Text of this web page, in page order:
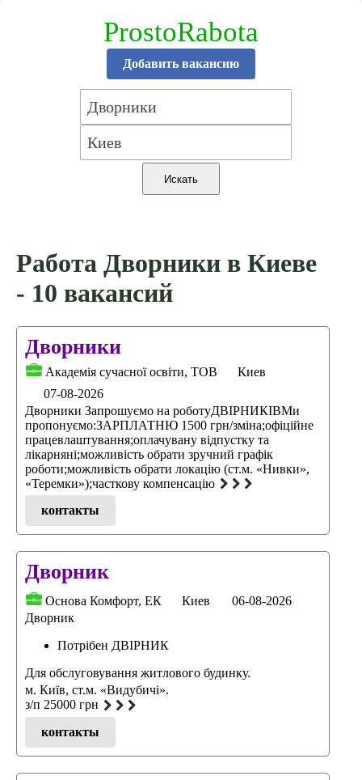
ProstoRabota
Добавить вакансию
Работа Дворники в Киеве
- 10 вакансий
Дворники
Академія сучасної освіти, ТОВ
Киев
07-08-2026
Дворники Запрошуємо на роботуДВІРНИКІВМи
пропонуємо:ЗАРПЛАТНЮ 1500 грн/зміна;офіційне
працевлаштування;оплачувану відпустку та
лікарняні;можливість обрати зручний графік
роботи;можливість обрати локацію (ст.м. «Нивки»,
«Теремки»);часткову компенсацію
контакты
Дворник
Основа Комфорт, ЕК Киев
06-08-2026
Дворник
Потрібен ДВІРНИК
Для обслуговування житлового будинку.
м. Київ, ст.м. «Видубичі».
з/п 25000 грн
контакты